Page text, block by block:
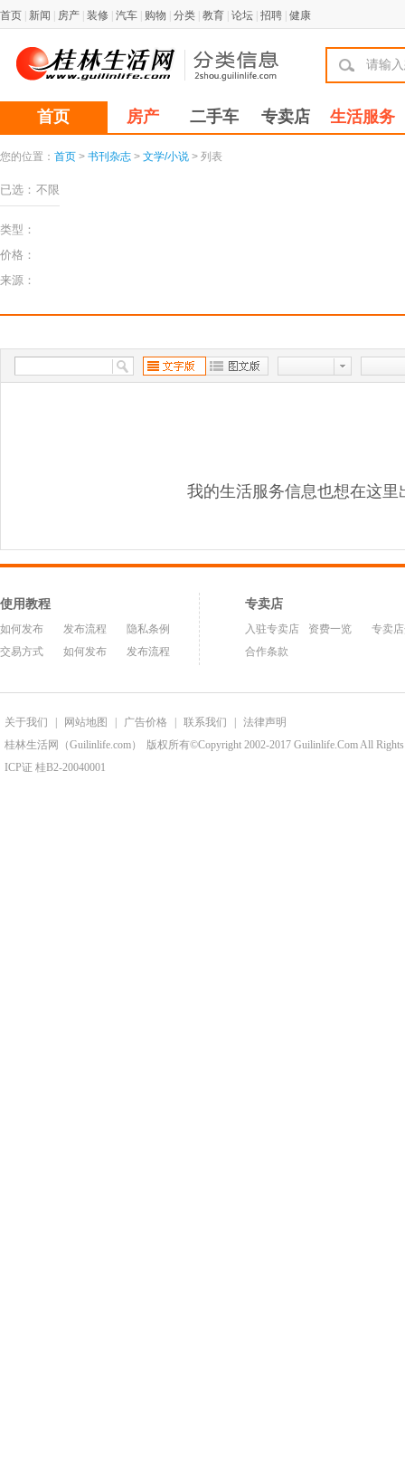
首页 新闻 房产 装修 汽车 购物 分类 教育 论坛 招聘 健康
首页 房产 二手车 专卖店 生活服务
您的位置： 首页 > 书刊杂志 > 文学/小说 > 列表
已选： 不限
类型：
价格：
来源：
我的生活服务信息也想在这里
使用教程
如何发布 发布流程
隐私条例
交易方式
如何发布 发布流程
专卖店
入驻专卖店 资费一览
专卖
合作条款
关于我们 网站地图 广告价格 联系我们
法律声明
桂林生活网（Guilinlife.com）
版权所有©Copyright 2002-2017 Guilinlife.Com All Rights
ICP证 桂B2-20040001